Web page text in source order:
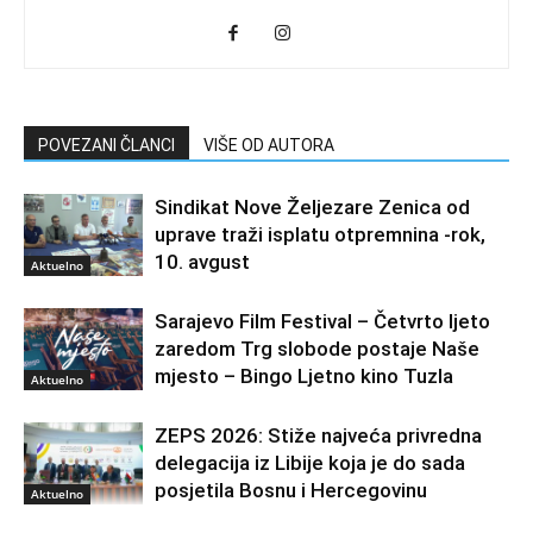
POVEZANI ČLANCI VIŠE OD AUTORA
Aktuelno
Sindikat Nove Željezare Zenica od
uprave traži isplatu otpremnina -rok,
10. avgust
Aktuelno
Sarajevo Film Festival – Četvrto ljeto
zaredom Trg slobode postaje Naše
mjesto – Bingo Ljetno kino Tuzla
Aktuelno
ZEPS 2026: Stiže najveća privredna
delegacija iz Libije koja je do sada
posjetila Bosnu i Hercegovinu